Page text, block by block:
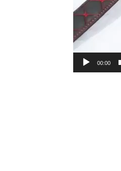
00:00